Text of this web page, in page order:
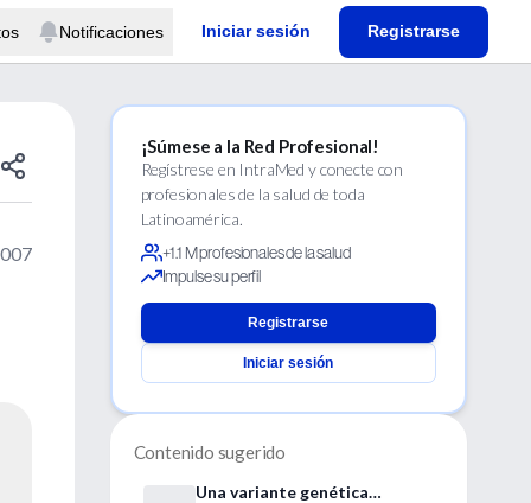
Notificaciones Iniciar sesión Registrarse
¡Súmese a la Red Profesional!
Regístrese en IntraMed y conecte con
profesionales de la salud de toda
Latinoamérica.
+1.1 M profesionales de la salud
Impulse su perfil
Registrarse
Iniciar sesión
Contenido sugerido
Una variante genética